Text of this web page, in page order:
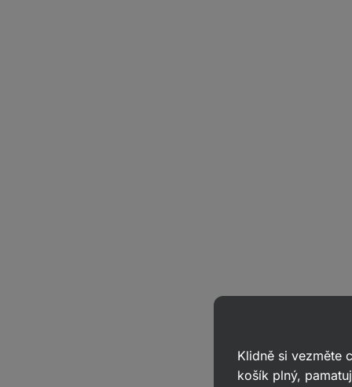
Klidně si vezměte
košík plný,